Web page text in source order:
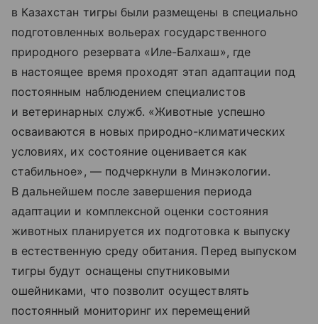
в Казахстан тигры были размещены в специально
подготовленных вольерах государственного
природного резервата «Иле-Балхаш», где
в настоящее время проходят этап адаптации под
постоянным наблюдением специалистов
и ветеринарных служб. «Животные успешно
осваиваются в новых природно-климатических
условиях, их состояние оценивается как
стабильное», — подчеркнули в Минэкологии.
В дальнейшем после завершения периода
адаптации и комплексной оценки состояния
животных планируется их подготовка к выпуску
в естественную среду обитания. Перед выпуском
тигры будут оснащены спутниковыми
ошейниками, что позволит осуществлять
постоянный мониторинг их перемещений